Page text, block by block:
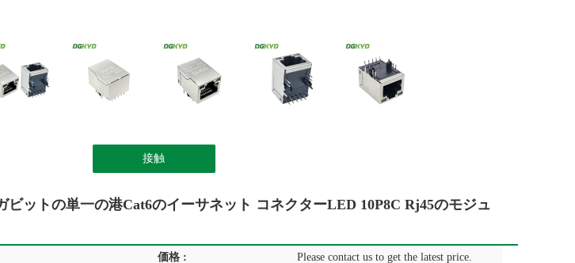
接触
ビットの単一の港cat6のイーサネット コネクターLED 10P8C Rj45のモジュ
価格 :
Please contact us to get the latest price.